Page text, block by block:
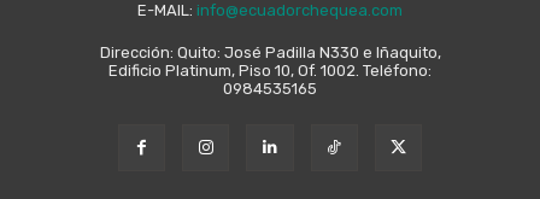
E-MAIL: info@ecuadorchequea.com
Dirección: Quito: José Padilla N330 e Iñaquito,
Edificio Platinum, Piso 10, Of. 1002. Teléfono:
0984535165